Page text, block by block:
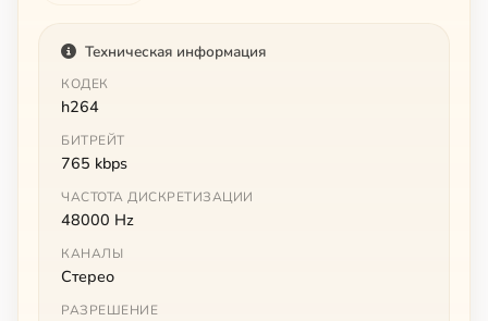
Техническая информация
КОДЕК
h264
БИТРЕЙТ
765 kbps
ЧАСТОТА ДИСКРЕТИЗАЦИИ
48000 Hz
КАНАЛЫ
Стерео
РАЗРЕШЕНИЕ